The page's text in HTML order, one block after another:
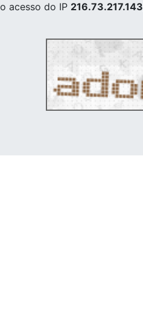
acesso do IP 216.73.217.143